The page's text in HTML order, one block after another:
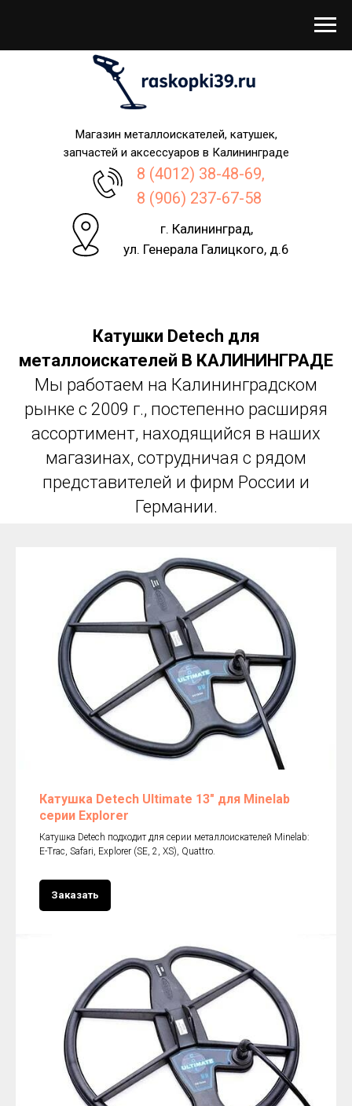
Магазин металлоискателей, катушек,
запчастей и аксессуаров в Калининграде
8 (4012) 38-48-69,
8 (906) 237-67-58
г. Калининград,
ул. Генерала Галицкого, д.6
Катушки Detech для
металлоискателей В КАЛИНИНГРАДЕ
Мы работаем на Калининградском
рынке с 2009 г., постепенно расширяя
ассортимент, находящийся в наших
магазинах, сотрудничая с рядом
представителей и фирм России и
Германии.
Катушка Detech Ultimate 13" для Minelab
серии Explorer
Катушка Detech подходит для серии металлоискателей Minelab:
E-Trac, Safari, Explorer (SE, 2, XS), Quattro.
Заказать